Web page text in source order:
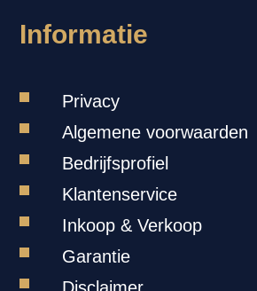
Informatie
Privacy
Algemene voorwaarden
Bedrijfsprofiel
Klantenservice
Inkoop & Verkoop
Garantie